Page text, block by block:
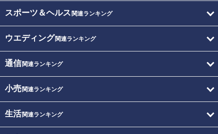
スポーツ＆ヘルス 関連ランキング
ウエディング関連ランキング
通信関連ランキング
小売関連ランキング
生活関連ランキング